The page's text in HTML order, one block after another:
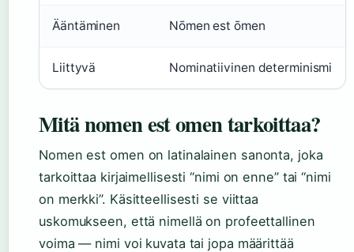
Ääntäminen Nōmen est ōmen
Liittyvä Nominatiivinen determinismi
Mitä nomen est omen tarkoittaa?
Nomen est omen on latinalainen sanonta, joka
tarkoittaa kirjaimellisesti “nimi on enne” tai “nimi
on merkki”. Käsitteellisesti se viittaa
uskomukseen, että nimellä on profeettallinen
voima — nimi voi kuvata tai jopa määrittää